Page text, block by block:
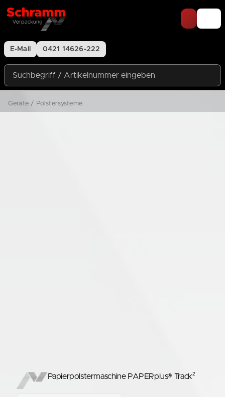
E-Mail 0421 14626-222
Suchbegriff / Artikelnummer eingeben
Geräte / Polstersysteme
Papierpolstermaschine PAPERplus® Track²